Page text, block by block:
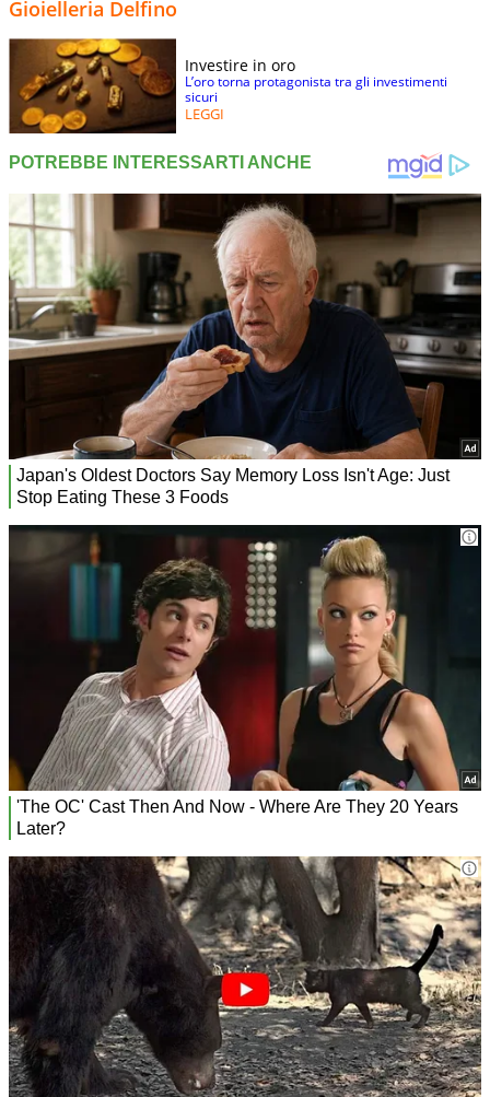
Gioielleria Delfino
Investire in oro
L’oro torna protagonista tra gli investimenti
sicuri
LEGGI